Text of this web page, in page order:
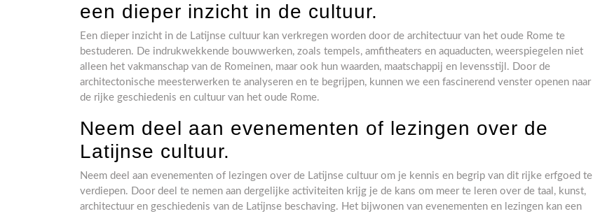
een dieper inzicht in de cultuur.
Een dieper inzicht in de Latijnse cultuur kan verkregen worden door de architectuur van het oude Rome te
bestuderen. De indrukwekkende bouwwerken, zoals tempels, amfitheaters en aquaducten, weerspiegelen niet
alleen het vakmanschap van de Romeinen, maar ook hun waarden, maatschappij en levensstijl. Door de
architectonische meesterwerken te analyseren en te begrijpen, kunnen we een fascinerend venster openen naar
de rijke geschiedenis en cultuur van het oude Rome.
Neem deel aan evenementen of lezingen over de
Latijnse cultuur.
Neem deel aan evenementen of lezingen over de Latijnse cultuur om je kennis en begrip van dit rijke erfgoed te
verdiepen. Door deel te nemen aan dergelijke activiteiten krijg je de kans om meer te leren over de taal, kunst,
architectuur en geschiedenis van de Latijnse beschaving. Het bijwonen van evenementen en lezingen kan een